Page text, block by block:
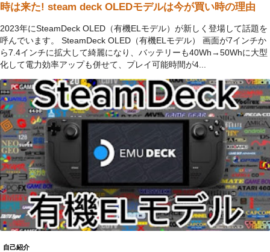
時は来た! steam deck OLEDモデルは今が買い時の理由
2023年にSteamDeck OLED（有機ELモデル）が新しく登場して話題を
呼んでいます。 SteamDeck OLED（有機ELモデル） 画面が7インチか
ら7.4インチに拡大して綺麗になり、バッテリーも40Wh→50Whに大型
化して電力効率アップも併せて、プレイ可能時間が4...
自己紹介